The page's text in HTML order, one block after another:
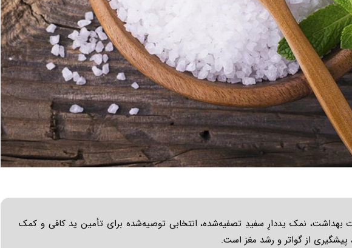
بهداشت، نمک یددارِ سفیدِ تصفیه‌شده، انتخابی توصیه‌شده برای تأمین ید کافی و کمک
پیشگیری از گواتر و رشد مغز است.